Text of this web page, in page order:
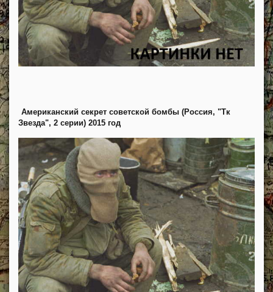
Американский секрет советской бомбы (Россия, "Тк
Звезда", 2 серии) 2015 год